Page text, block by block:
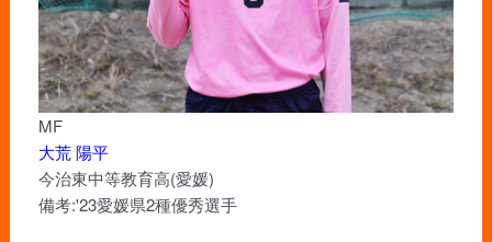
MF
大荒 陽平
今治東中等教育高(愛媛)
備考:'23愛媛県2種優秀選手